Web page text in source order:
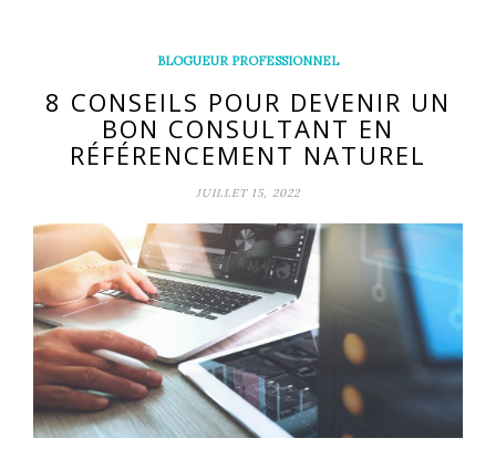
BLOGUEUR PROFESSIONNEL
8 CONSEILS POUR DEVENIR UN
BON CONSULTANT EN
RÉFÉRENCEMENT NATUREL
JUILLET 15, 2022